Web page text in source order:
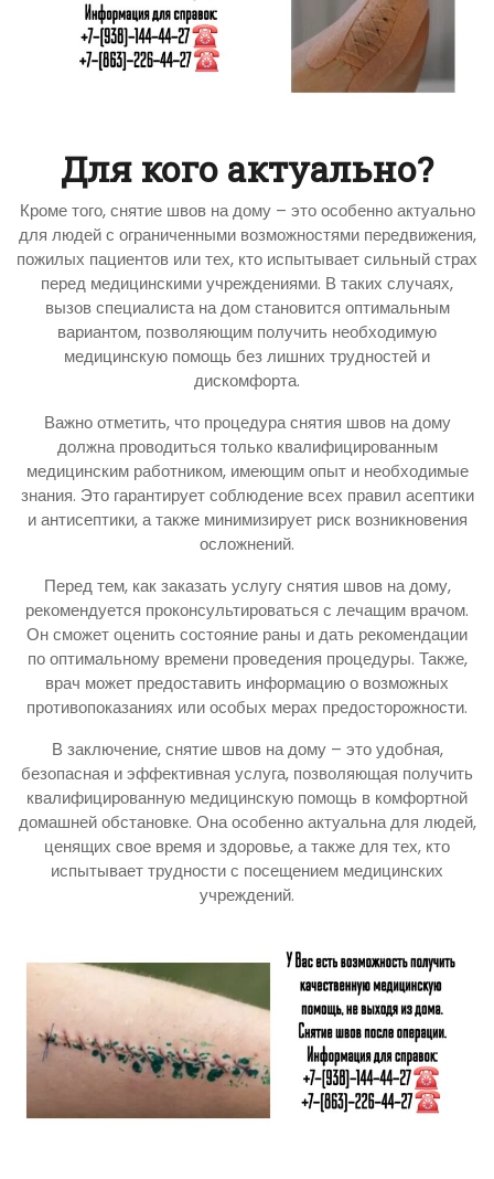
Для кого актуально?
Кроме того, снятие швов на дому – это особенно актуально
для людей с ограниченными возможностями передвижения,
пожилых пациентов или тех, кто испытывает сильный страх
перед медицинскими учреждениями. В таких случаях,
вызов специалиста на дом становится оптимальным
вариантом, позволяющим получить необходимую
медицинскую помощь без лишних трудностей и
дискомфорта.
Важно отметить, что процедура снятия швов на дому
должна проводиться только квалифицированным
медицинским работником, имеющим опыт и необходимые
знания. Это гарантирует соблюдение всех правил асептики
и антисептики, а также минимизирует риск возникновения
осложнений.
Перед тем, как заказать услугу снятия швов на дому,
рекомендуется проконсультироваться с лечащим врачом.
Он сможет оценить состояние раны и дать рекомендации
по оптимальному времени проведения процедуры. Также,
врач может предоставить информацию о возможных
противопоказаниях или особых мерах предосторожности.
В заключение, снятие швов на дому – это удобная,
безопасная и эффективная услуга, позволяющая получить
квалифицированную медицинскую помощь в комфортной
домашней обстановке. Она особенно актуальна для людей,
ценящих свое время и здоровье, а также для тех, кто
испытывает трудности с посещением медицинских
учреждений.